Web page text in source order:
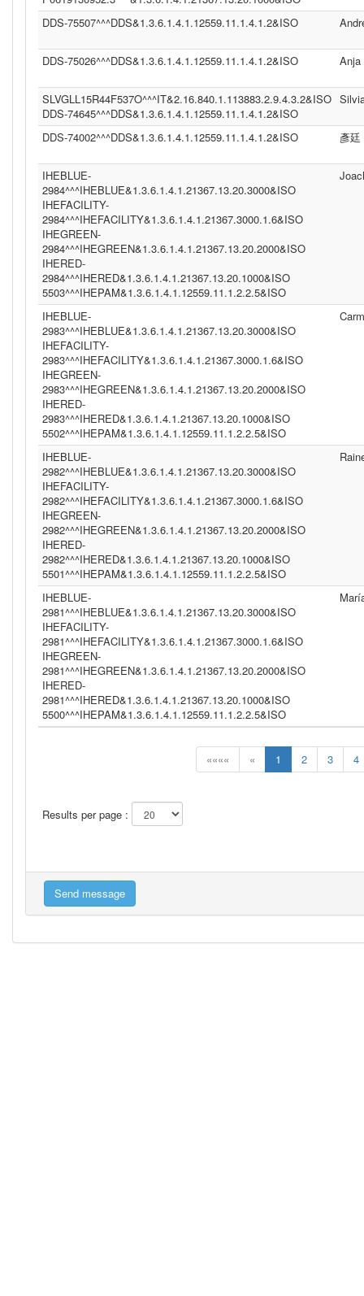
«««« « 1 2 3 4
Results per page :
DDS-75507^^^DDS&1.3.6.1.4.1.12559.11.1.4.1.2&ISO
DDS-75026^^^DDS&1.3.6.1.4.1.12559.11.1.4.1.2&ISO Anja
SLVGLL15R44F537O^^^IT&2.16.840.1.113883.2.9.4.3.2&ISO
DDS-74645^^^DDS&1.3.6.1.4.1.12559.11.1.4.1.2&ISO
DDS-74002^^^DDS&1.3.6.1.4.1.12559.11.1.4.1.2&ISO 彥廷
IHEBLUE-
2984^^^IHEBLUE&1.3.6.1.4.1.21367.13.20.3000&ISO
IHEFACILITY-
2984^^^IHEFACILITY&1.3.6.1.4.1.21367.3000.1.6&ISO
IHEGREEN-
2984^^^IHEGREEN&1.3.6.1.4.1.21367.13.20.2000&ISO
IHERED-
2984^^^IHERED&1.3.6.1.4.1.21367.13.20.1000&ISO
5503^^^IHEPAM&1.3.6.1.4.1.12559.11.1.2.2.5&ISO
IHEBLUE-
2983^^^IHEBLUE&1.3.6.1.4.1.21367.13.20.3000&ISO
IHEFACILITY-
2983^^^IHEFACILITY&1.3.6.1.4.1.21367.3000.1.6&ISO
IHEGREEN-
2983^^^IHEGREEN&1.3.6.1.4.1.21367.13.20.2000&ISO
IHERED-
2983^^^IHERED&1.3.6.1.4.1.21367.13.20.1000&ISO
5502^^^IHEPAM&1.3.6.1.4.1.12559.11.1.2.2.5&ISO
IHEBLUE-
2982^^^IHEBLUE&1.3.6.1.4.1.21367.13.20.3000&ISO
IHEFACILITY-
2982^^^IHEFACILITY&1.3.6.1.4.1.21367.3000.1.6&ISO
IHEGREEN-
2982^^^IHEGREEN&1.3.6.1.4.1.21367.13.20.2000&ISO
IHERED-
2982^^^IHERED&1.3.6.1.4.1.21367.13.20.1000&ISO
5501^^^IHEPAM&1.3.6.1.4.1.12559.11.1.2.2.5&ISO
IHEBLUE-
2981^^^IHEBLUE&1.3.6.1.4.1.21367.13.20.3000&ISO
IHEFACILITY-
2981^^^IHEFACILITY&1.3.6.1.4.1.21367.3000.1.6&ISO
IHEGREEN-
2981^^^IHEGREEN&1.3.6.1.4.1.21367.13.20.2000&ISO
IHERED-
2981^^^IHERED&1.3.6.1.4.1.21367.13.20.1000&ISO
5500^^^IHEPAM&1.3.6.1.4.1.12559.11.1.2.2.5&ISO